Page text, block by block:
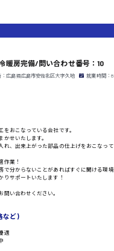
暖房完備/問い合わせ番号：10
：広島県広島市安佐北区大字久地 就業時間：
おこなっている会社です。
せいたします。
れ、出来上がった部品の仕上げをおこなって
作業！
で分からないことがあればすぐに聞ける環境
りサポートいたします！
問い合わせください。
など)
遇